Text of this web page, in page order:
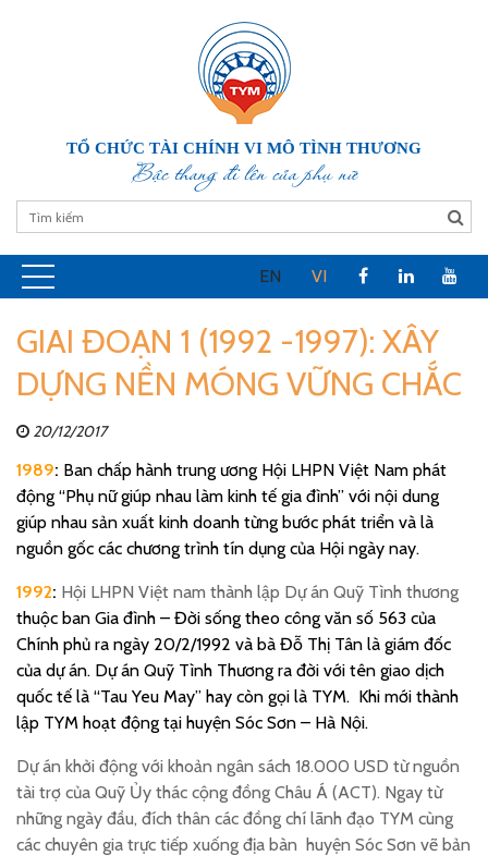
TỔ CHỨC TÀI CHÍNH VI MÔ TÌNH THƯƠNG
Bậc thang đi lên của phụ nữ
EN VI
GIAI ĐOẠN 1 (1992 -1997): XÂY
DỰNG NỀN MÓNG VỮNG CHẮC
20/12/2017
1989: Ban chấp hành trung ương Hội LHPN Việt Nam phát
động “Phụ nữ giúp nhau làm kinh tế gia đình” với nội dung
giúp nhau sản xuất kinh doanh từng bước phát triển và là
nguồn gốc các chương trình tín dụng của Hội ngày nay.
1992: Hội LHPN Việt nam thành lập Dự án Quỹ Tình thương
thuộc ban Gia đình – Đời sống theo công văn số 563 của
Chính phủ ra ngày 20/2/1992 và bà Đỗ Thị Tân là giám đốc
của dự án. Dự án Quỹ Tình Thương ra đời với tên giao dịch
quốc tế là “Tau Yeu May” hay còn gọi là TYM. Khi mới thành
lập TYM hoạt động tại huyện Sóc Sơn – Hà Nội.
Dự án khởi động với khoản ngân sách 18.000 USD từ nguồn
tài trợ của Quỹ Ủy thác cộng đồng Châu Á (ACT). Ngay từ
những ngày đầu, đích thân các đồng chí lãnh đạo TYM cùng
các chuyên gia trực tiếp xuống địa bàn huyện Sóc Sơn vẽ bản